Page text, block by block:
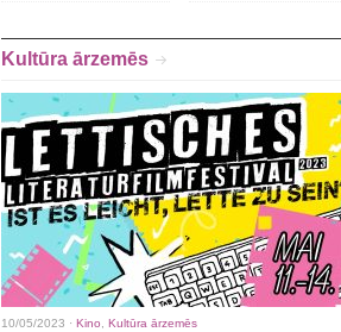
Kultūra ārzemēs
10/05/2023 · Kino Kultūra ārzemēs